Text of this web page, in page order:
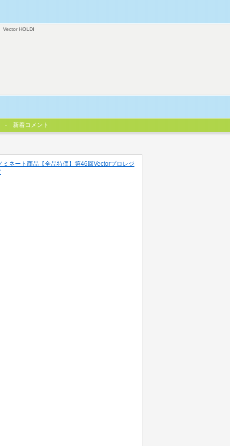
Vector HOLDI
新着コメント